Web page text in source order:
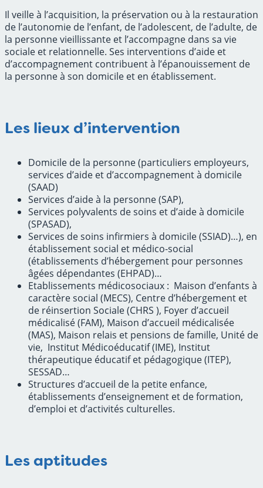
Il veille à l’acquisition, la préservation ou à la restauration
de l’autonomie de l’enfant, de l’adolescent, de l’adulte, de
la personne vieillissante et l’accompagne dans sa vie
sociale et relationnelle. Ses interventions d’aide et
d’accompagnement contribuent à l’épanouissement de
la personne à son domicile et en établissement.
Les lieux d’intervention
Domicile de la personne (particuliers employeurs,
services d’aide et d’accompagnement à domicile
(SAAD)
Services d’aide à la personne (SAP),
Services polyvalents de soins et d’aide à domicile
(SPASAD),
Services de soins infirmiers à domicile (SSIAD)…), en
établissement social et médico-social
(établissements d’hébergement pour personnes
âgées dépendantes (EHPAD)…
Etablissements médicosociaux : Maison d’enfants à
caractère social (MECS), Centre d’hébergement et
de réinsertion Sociale (CHRS ), Foyer d’accueil
médicalisé (FAM), Maison d’accueil médicalisée
(MAS), Maison relais et pensions de famille, Unité de
vie, Institut Médicoéducatif (IME), Institut
thérapeutique éducatif et pédagogique (ITEP),
SESSAD…
Structures d’accueil de la petite enfance,
établissements d’enseignement et de formation,
d’emploi et d’activités culturelles.
Les aptitudes